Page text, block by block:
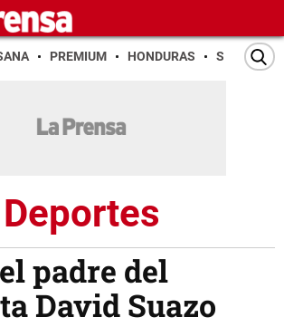
PREMIUM HONDURAS SAN PEDRO
Deportes
padre del
David Suazo